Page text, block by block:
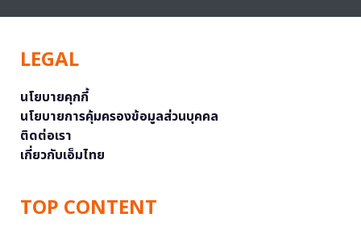
LEGAL
นโยบายคุกกี้
นโยบายการคุ้มครองข้อมูลส่วนบุคคล
ติดต่อเรา
เกี่ยวกับเอ็มไทย
TOP CONTENT